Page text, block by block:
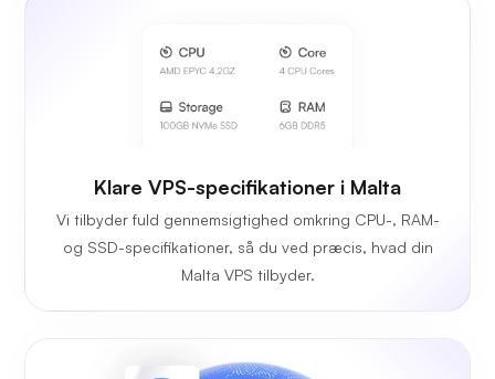
Klare VPS-specifikationer i Malta
Vi tilbyder fuld gennemsigtighed omkring CPU-, RAM-
og SSD-specifikationer, så du ved præcis, hvad din
Malta VPS tilbyder.